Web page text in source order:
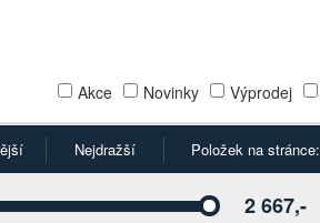
Akce Novinky Výprodej
Nejdražší Položek na stránce:
Vyberte2 667,-